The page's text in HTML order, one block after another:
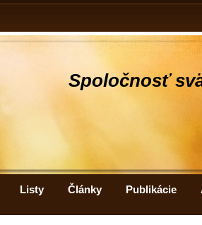
Spoločnosť
Listy Články Publikácie